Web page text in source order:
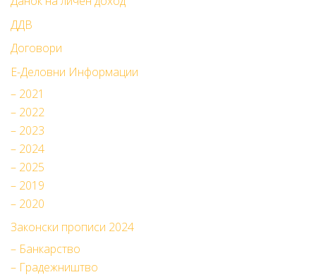
ДДВ
Договори
Е-Деловни Информации
– 2021
– 2022
– 2023
– 2024
– 2025
– 2019
– 2020
Законски прописи 2024
– Банкарство
– Градежништво